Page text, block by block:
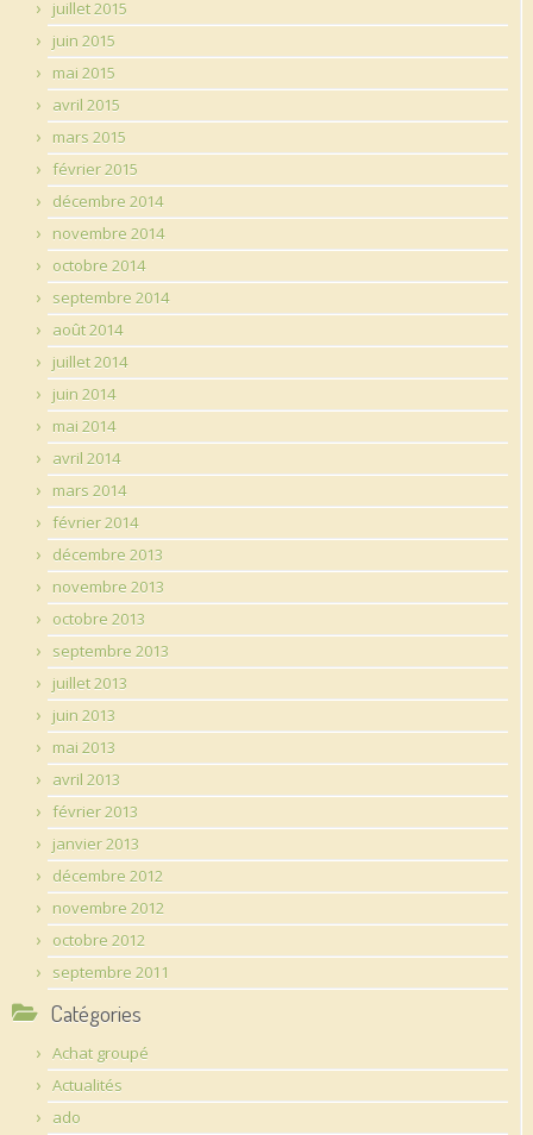
juillet 2015
juin 2015
mai 2015
avril 2015
mars 2015
février 2015
décembre 2014
novembre 2014
octobre 2014
septembre 2014
août 2014
juillet 2014
juin 2014
mai 2014
avril 2014
mars 2014
février 2014
décembre 2013
novembre 2013
octobre 2013
septembre 2013
juillet 2013
juin 2013
mai 2013
avril 2013
février 2013
janvier 2013
décembre 2012
novembre 2012
octobre 2012
septembre 2011
Catégories
Achat groupé
Actualités
ado